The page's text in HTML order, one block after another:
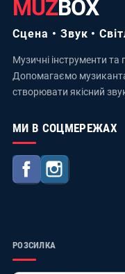
MUZBOX
Сцена • Звук •
Музичні інструменти
Допомагаємо
створювати якісний звук
МИ В СОЦМЕРЕЖАХ
Facebook
РОЗСИЛКА